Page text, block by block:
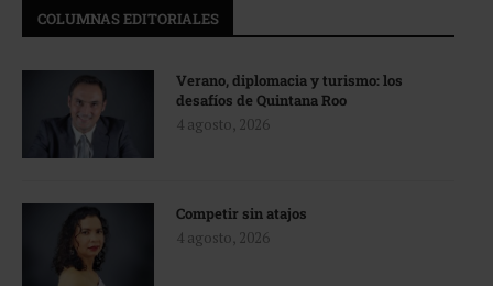
COLUMNAS EDITORIALES
Verano, diplomacia y turismo: los
desafíos de Quintana Roo
4 agosto, 2026
Competir sin atajos
4 agosto, 2026